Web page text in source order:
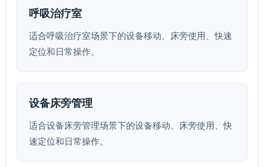
呼吸治疗室
适合呼吸治疗室场景下的设备移动、床旁使用、快速
定位和日常操作。
设备床旁管理
适合设备床旁管理场景下的设备移动、床旁使用、快
速定位和日常操作。